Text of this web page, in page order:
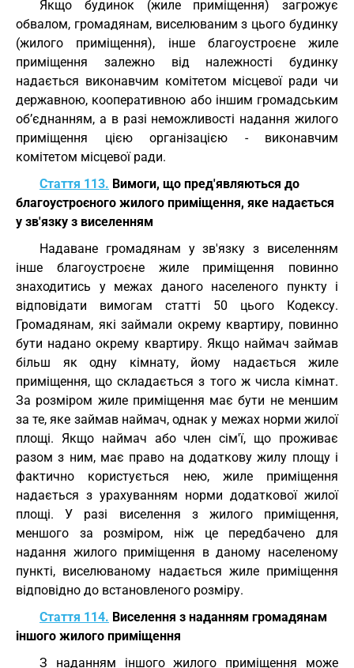
Якщо будинок (жиле приміщення) загрожує
обвалом, громадянам, виселюваним з цього будинку
(жилого приміщення), інше благоустроєне жиле
приміщення залежно від належності будинку
надається виконавчим комітетом місцевої ради чи
державною, кооперативною або іншим громадським
об’єднанням, а в разі неможливості надання жилого
приміщення цією організацією - виконавчим
комітетом місцевої ради.
Стаття 113. Вимоги, що пред'являються до
благоустроєного жилого приміщення, яке надається
у зв'язку з виселенням
Надаване громадянам у зв'язку з виселенням
інше благоустроєне жиле приміщення повинно
знаходитись у межах даного населеного пункту і
відповідати вимогам статті 50 цього Кодексу.
Громадянам, які займали окрему квартиру, повинно
бути надано окрему квартиру. Якщо наймач займав
більш як одну кімнату, йому надається жиле
приміщення, що складається з того ж числа кімнат.
За розміром жиле приміщення має бути не меншим
за те, яке займав наймач, однак у межах норми жилої
площі. Якщо наймач або член сім'ї, що проживає
разом з ним, має право на додаткову жилу площу і
фактично користується нею, жиле приміщення
надається з урахуванням норми додаткової жилої
площі. У разі виселення з жилого приміщення,
меншого за розміром, ніж це передбачено для
надання жилого приміщення в даному населеному
пункті, виселюваному надається жиле приміщення
відповідно до встановленого розміру.
Стаття 114. Виселення з наданням громадянам
іншого жилого приміщення
З наданням іншого жилого приміщення може